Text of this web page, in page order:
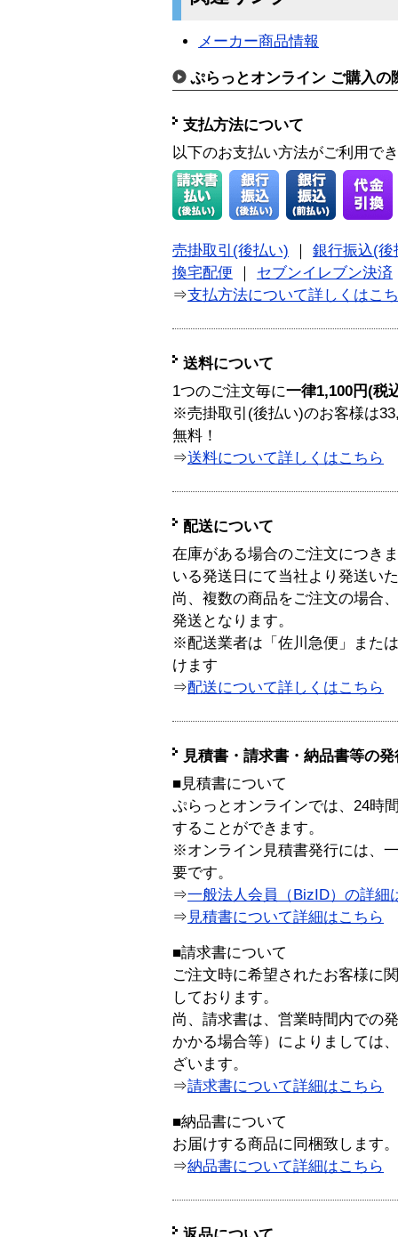
メーカー商品情報
ぷらっとオンライン ご購入の
支払方法について
以下のお支払い方法がご利用で
売掛取引(後払い)
銀行振込(後
換宅配便
セブンイレブン決済
⇒支払方法について詳しくはこ
送料について
1つのご注文毎に一律1,100円(税
※売掛取引(後払い)のお客様は
無料！
⇒送料について詳しくはこちら
配送について
在庫がある場合のご注文につき
いる発送日にて当社より発送い
尚、複数の商品をご注文の場合
発送となります。
※配送業者は「佐川急便」また
けます
⇒配送について詳しくはこちら
見積書・請求書・納品書等の
■見積書について
ぷらっとオンラインでは、24時
することができます。
※オンライン見積書発行には、
要です。
⇒一般法人会員（BizID）の詳細
⇒ 見積書について詳細はこちら
■請求書について
ご注文時に希望されたお客様に
しております。
尚、請求書は、営業時間内での
かかる場合等）によりましては
ざいます。
⇒請求書について詳細はこちら
■納品書について
お届けする商品に同梱致します。
⇒納品書について詳細はこちら